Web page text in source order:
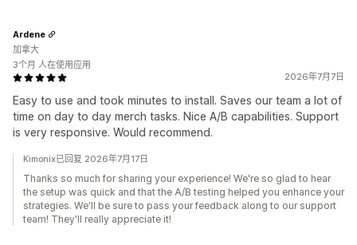
2026年7月7日
Easy to use and took minutes to install. Saves our team a lot of
time on day to day merch tasks. Nice A/B capabilities. Support
is very responsive. Would recommend.
Ardene
加拿大
3个月 人在使用应用
Kimonix已回复 2026年7月17日
Thanks so much for sharing your experience! We're so glad to hear
the setup was quick and that the A/B testing helped you enhance your
strategies. We'll be sure to pass your feedback along to our support
team! They'll really appreciate it!